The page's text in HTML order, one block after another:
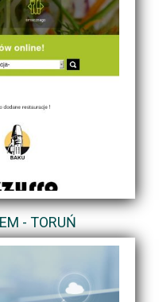
- TORUŃ